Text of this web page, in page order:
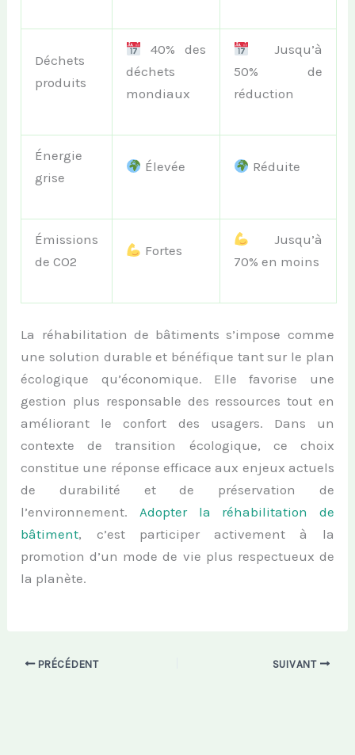
Déchets
produits
40% des
déchets
mondiaux
Jusqu’à
50% de
réduction
Énergie
grise
Élevée Réduite
Émissions
de CO2
Fortes
Jusqu’à
70% en moins
La réhabilitation de bâtiments s’impose comme
une solution durable et bénéfique tant sur le plan
écologique qu’économique. Elle favorise une
gestion plus responsable des ressources tout en
améliorant le confort des usagers. Dans un
contexte de transition écologique, ce choix
constitue une réponse efficace aux enjeux actuels
de durabilité et de préservation de
l’environnement. Adopter la réhabilitation de
bâtiment, c’est participer activement à la
promotion d’un mode de vie plus respectueux de
la planète.
PRÉCÉDENT SUIVANT